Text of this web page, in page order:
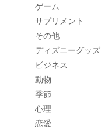
ゲーム
サプリメント
その他
ディズニーグッズ
ビジネス
動物
季節
心理
恋愛